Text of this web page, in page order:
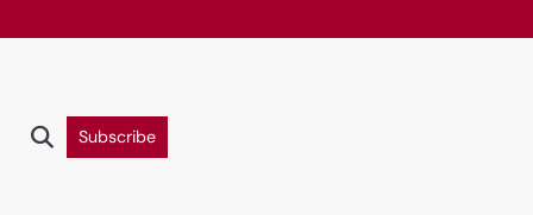
Subscribe